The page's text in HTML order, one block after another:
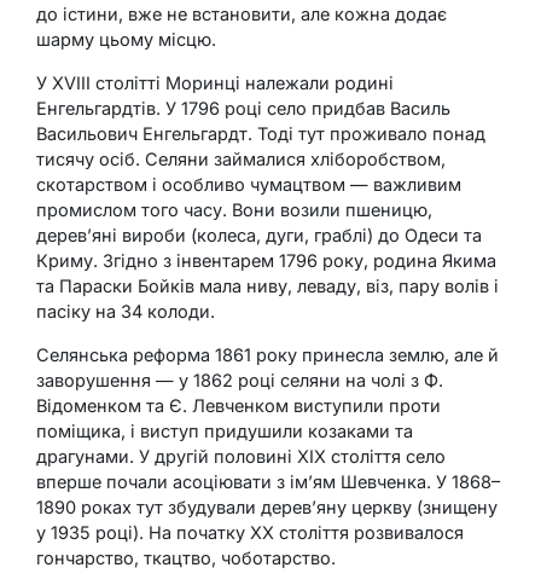
до істини, вже не встановити, але кожна додає
шарму цьому місцю.
У XVIII столітті Моринці належали родині
Енгельгардтів. У 1796 році село придбав Василь
Васильович Енгельгардт. Тоді тут проживало понад
тисячу осіб. Селяни займалися хліборобством,
скотарством і особливо чумацтвом — важливим
промислом того часу. Вони возили пшеницю,
дерев’яні вироби (колеса, дуги, граблі) до Одеси та
Криму. Згідно з інвентарем 1796 року, родина Якима
та Параски Бойків мала ниву, леваду, віз, пару волів і
пасіку на 34 колоди.
Селянська реформа 1861 року принесла землю, але й
заворушення — у 1862 році селяни на чолі з Ф.
Відоменком та Є. Левченком виступили проти
поміщика, і виступ придушили козаками та
драгунами. У другій половині XIX століття село
вперше почали асоціювати з ім’ям Шевченка. У 1868–
1890 роках тут збудували дерев’яну церкву (знищену
у 1935 році). На початку XX століття розвивалося
гончарство, ткацтво, чоботарство.